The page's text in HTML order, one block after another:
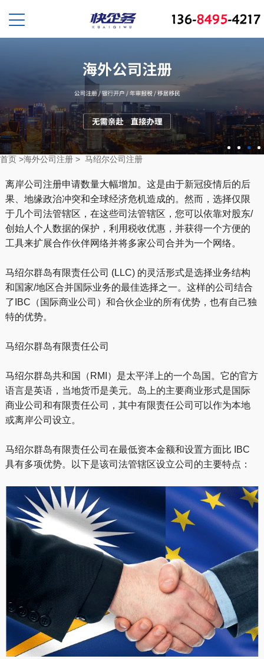
首页 >海外公司注册 > 马绍尔公司注册
离岸公司注册申请数量大幅增加。这是由于新冠疫情后的后
果、地缘政治冲突和全球经济危机造成的。然而，选择仅限
于几个司法管辖区，在这些司法管辖区，您可以依靠对股东/
创始人个人数据的保护，利用税收优惠，并获得一个方便的
工具来扩展合作伙伴网络并将多家公司合并为一个网络。
马绍尔群岛有限责任公司 (LLC) 的灵活形式是选择业务结构
和国家/地区合并国际业务的最佳选择之一。这样的公司结合
了IBC（国际商业公司）和合伙企业的所有优势，也有自己独
特的优势。
马绍尔群岛有限责任公司
马绍尔群岛共和国（RMI）是太平洋上的一个岛国。它的官方
语言是英语，当地货币是美元。岛上的主要商业形式是国际
商业公司和有限责任公司，其中有限责任公司可以作为本地
或离岸公司设立。
马绍尔群岛有限责任公司在最低资本金额和设置方面比 IBC
具有多项优势。以下是该司法管辖区设立公司的主要特点：